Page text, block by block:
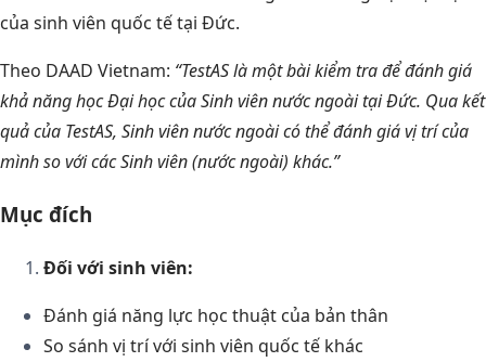
của sinh viên quốc tế tại Đức.
Theo DAAD Vietnam: “TestAS là một bài kiểm tra để đánh giá
khả năng học Đại học của Sinh viên nước ngoài tại Đức. Qua kết
quả của TestAS, Sinh viên nước ngoài có thể đánh giá vị trí của
mình so với các Sinh viên (nước ngoài) khác.”
Mục đích
Đối với sinh viên:
Đánh giá năng lực học thuật của bản thân
So sánh vị trí với sinh viên quốc tế khác